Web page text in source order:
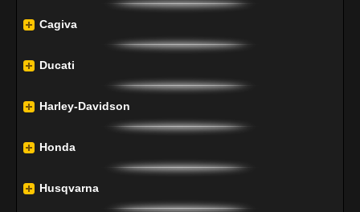
Cagiva
Ducati
Harley-Davidson
Honda
Husqvarna